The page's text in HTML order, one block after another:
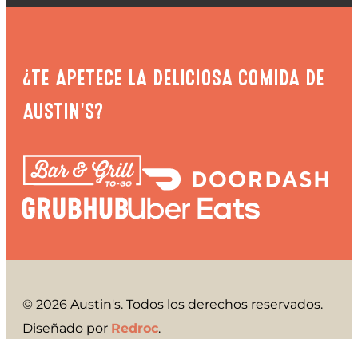
¿TE APETECE LA DELICIOSA COMIDA DE
AUSTIN'S?
© 2026 Austin's. Todos los derechos reservados.
Diseñado por Redroc.